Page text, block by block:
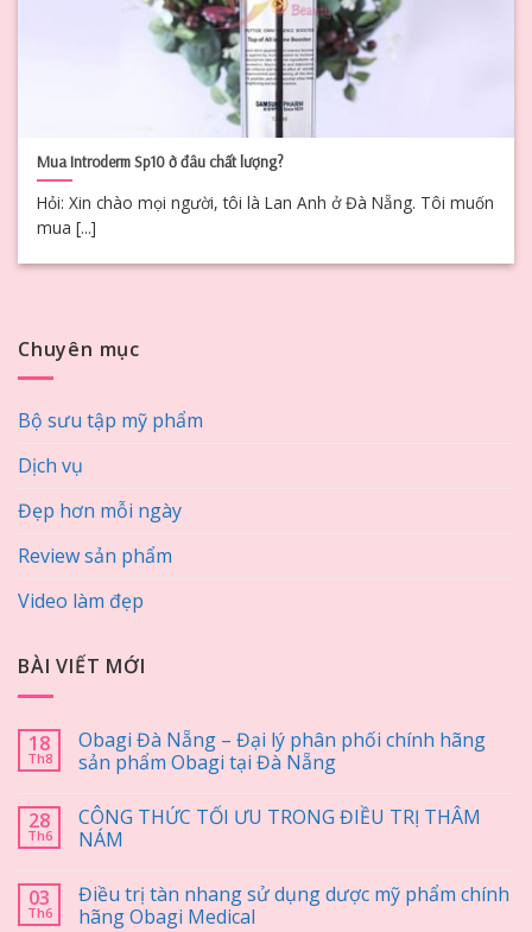
Mua Introderm Sp10 ở đâu chất lượng?
Hỏi: Xin chào mọi người, tôi là Lan Anh ở Đà Nẵng. Tôi muốn
mua [...]
Chuyên mục
Bộ sưu tập mỹ phẩm
Dịch vụ
Đẹp hơn mỗi ngày
Review sản phẩm
Video làm đẹp
BÀI VIẾT MỚI
18
Th8
Obagi Đà Nẵng – Đại lý phân phối chính hãng
sản phẩm Obagi tại Đà Nẵng
28
Th6
CÔNG THỨC TỐI ƯU TRONG ĐIỀU TRỊ THÂM
NÁM
03
Th6
Điều trị tàn nhang sử dụng dược mỹ phẩm chính
hãng Obagi Medical